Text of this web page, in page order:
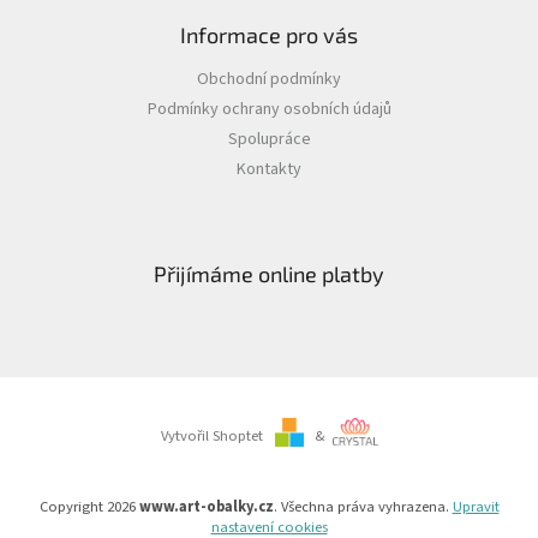
Informace pro vás
Obchodní podmínky
Podmínky ochrany osobních údajů
Spolupráce
Kontakty
Přijímáme online platby
Vytvořil Shoptet &
Copyright 2026www.art-obalky.cz. Všechna práva vyhrazena. Upravit
nastavení cookies